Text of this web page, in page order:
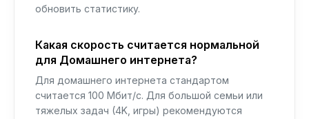
обновить статистику.
Какая скорость считается нормальной
для Домашнего интернета?
Для домашнего интернета стандартом
считается 100 Мбит/с. Для большой семьи или
тяжелых задач (4K, игры) рекомендуются